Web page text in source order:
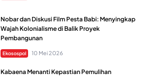
Nobar dan Diskusi Film Pesta Babi: Menyingkap
Wajah Kolonialisme di Balik Proyek
Pembangunan
Ekosospol 10 Mei 2026
Kabaena Menanti Kepastian Pemulihan